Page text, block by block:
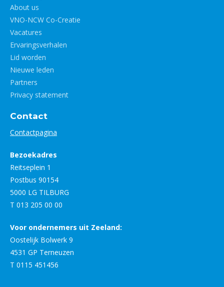
About us
VNO-NCW Co-Creatie
Vacatures
Ervaringsverhalen
Lid worden
Nieuwe leden
Partners
Privacy statement
Contact
Contactpagina
Bezoekadres
Reitseplein 1
Postbus 90154
5000 LG TILBURG
T 013 205 00 00
Voor ondernemers uit Zeeland:
Oostelijk Bolwerk 9
4531 GP Terneuzen
T 0115 451456